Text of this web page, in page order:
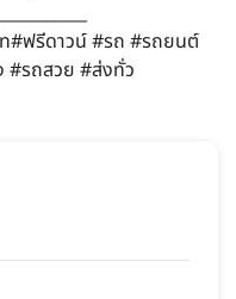
#ฟรีดาวน์ #รถ #รถยนต์
#รถสวย #ส่งทั่ว